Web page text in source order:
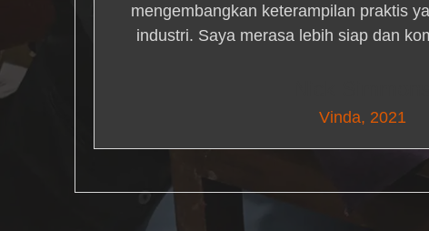
mengembangkan keterampilan praktis
industri. Saya merasa lebih siap dan
Vinda, 2021